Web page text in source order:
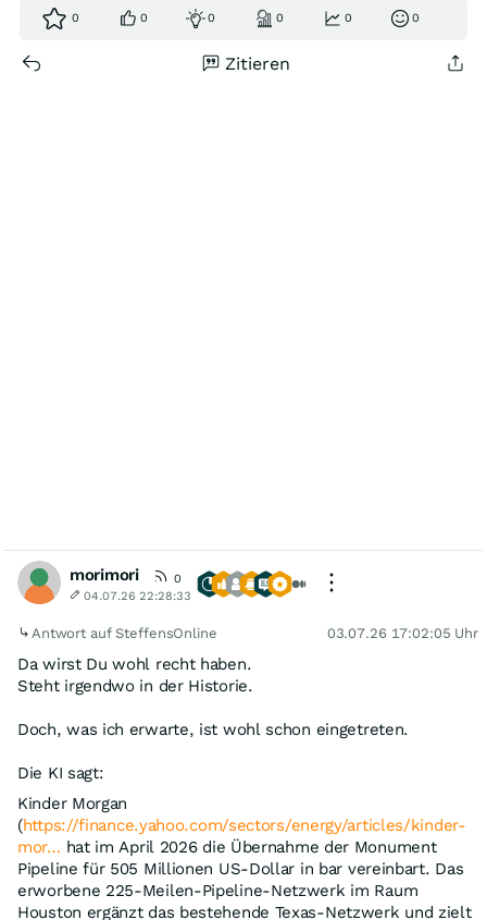
0 0 0 0 0 0
Zitieren
morimori
0
04.07.26 22:28:33
Antwort auf SteffensOnline 03.07.26 17:02:05 Uhr
Da wirst Du wohl recht haben.
Steht irgendwo in der Historie.
Doch, was ich erwarte, ist wohl schon eingetreten.
Die KI sagt:
Kinder Morgan
(https://finance.yahoo.com/sectors/energy/articles/kinder-
mor… hat im April 2026 die Übernahme der Monument
Pipeline für 505 Millionen US-Dollar in bar vereinbart. Das
erworbene 225-Meilen-Pipeline-Netzwerk im Raum
Houston ergänzt das bestehende Texas-Netzwerk und zielt